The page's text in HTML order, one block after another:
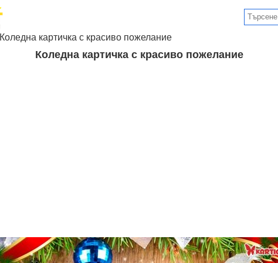
Коледна картичка с красиво пожелание
Коледна картичка с красиво пожелание